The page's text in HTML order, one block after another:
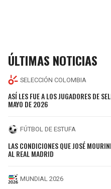
ÚLTIMAS NOTICIAS
SELECCIÓN COLOMBIA
ASÍ LES FUE A LOS JUGADORES DE
MAYO DE 2026
FÚTBOL DE ESTUFA
LAS CONDICIONES QUE JOSÉ
AL REAL MADRID
MUNDIAL 2026